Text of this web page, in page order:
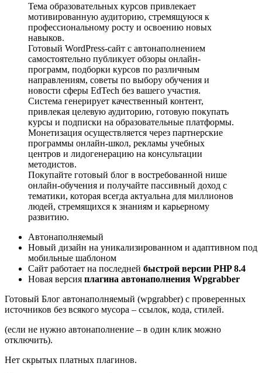
Тема образовательных курсов привлекает
мотивированную аудиторию, стремящуюся к
профессиональному росту и освоению новых
навыков.
Готовый WordPress-сайт с автонаполнением
самостоятельно публикует обзоры онлайн-
программ, подборки курсов по различным
направлениям, советы по выбору обучения и
новости сферы EdTech без вашего участия.
Система генерирует качественный контент,
привлекая целевую аудиторию, готовую покупать
курсы и подписки на образовательные платформы.
Монетизация осуществляется через партнерские
программы онлайн-школ, рекламы учебных
центров и лидогенерацию на консультации
методистов.
Покупайте готовый блог в востребованной нише
онлайн-обучения и получайте пассивный доход с
тематики, которая всегда актуальна для миллионов
людей, стремящихся к знаниям и карьерному
развитию.
Автонаполняемый
Новый дизайн на уникализированном и адаптивном под
мобильные шаблоном
Сайт работает на последней быстрой версии PHP 8.4
Новая версия плагина автонаполнения Wpgrabber
Готовый Блог автонаполняемый (wpgrabber) с проверенных
источников без всякого мусора – ссылок, кода, стилей.
(если не нужно автонаполнение – в один клик можно
отключить).
Нет скрытых платных плагинов.